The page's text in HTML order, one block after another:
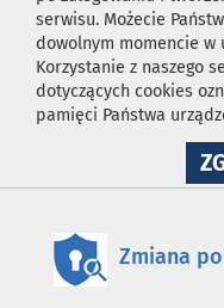
serwisu. Możecie
dowolnym momencie
Korzystanie z naszego
dotyczących cookies
pamięci Państwa
Zmiana